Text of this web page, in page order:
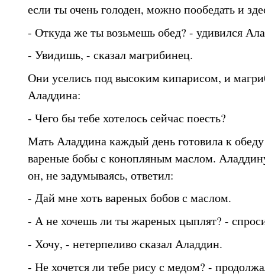
если ты очень голоден, можно пообедать и
- Откуда же ты возьмешь обед? - удивился
- Увидишь, - сказал магрибинец.
Они уселись под высоким кипарисом, и
Аладдина:
- Чего бы тебе хотелось сейчас поесть?
Мать Аладдина каждый день готовила к
вареные бобы с конопляным маслом.
он, не задумываясь, ответил:
- Дай мне хоть вареных бобов с маслом.
- А не хочешь ли ты жареных цыплят? -
- Хочу, - нетерпеливо сказал Аладдин.
- Не хочется ли тебе рису с медом? -